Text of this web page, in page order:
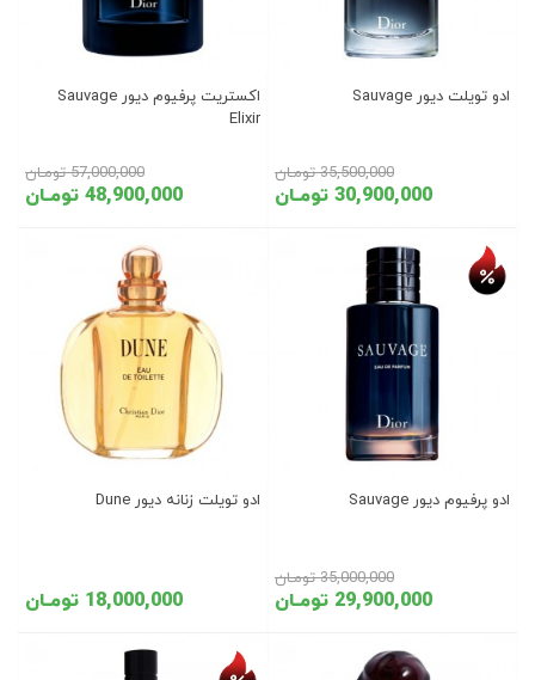
ادو تویلت دیور Sauvage
30,900,000 تومـان
35,500,000 تومـان
اکستریت پرفیوم دیور Sauvage
Elixir
48,900,000 تومـان
57,000,000 تومـان
ادو پرفیوم دیور Sauvage
29,900,000 تومـان
35,000,000 تومـان
ادو تویلت زنانه دیور Dune
18,000,000 تومـان